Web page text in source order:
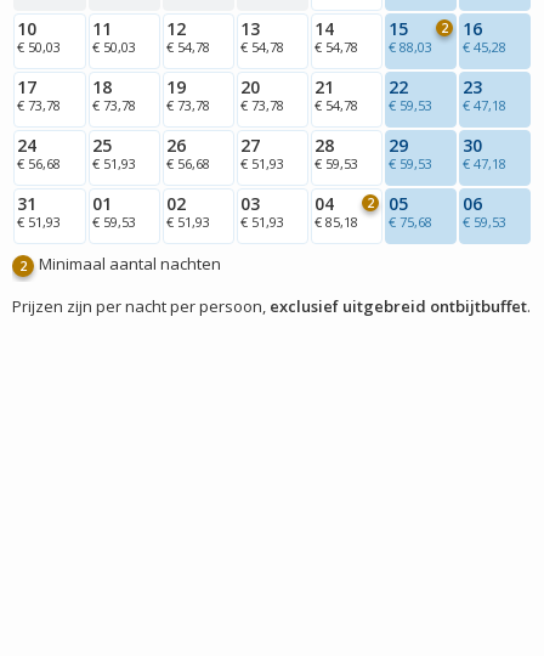
10
€ 50,03
11
€ 50,03
12
€ 54,78
13
€ 54,78
14
€ 54,78
15
€ 88,03
2 16
€ 45,28
17
€ 73,78
18
€ 73,78
19
€ 73,78
20
€ 73,78
21
€ 54,78
22
€ 59,53
23
€ 47,18
24
€ 56,68
25
€ 51,93
26
€ 56,68
27
€ 51,93
28
€ 59,53
29
€ 59,53
30
€ 47,18
31
€ 51,93
01
€ 59,53
02
€ 51,93
03
€ 51,93
04
€ 85,18
2 05
€ 75,68
06
€ 59,53
2
Minimaal aantal nachten
Prijzen zijn per nacht per persoon, exclusief uitgebreid ontbijtbuffet.